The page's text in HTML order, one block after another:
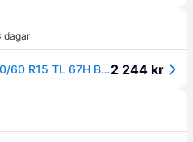
dagar
Dunlop Trailmax Mixtour ( 160/60 R15 TL 67H Bakhjul )2 244 kr